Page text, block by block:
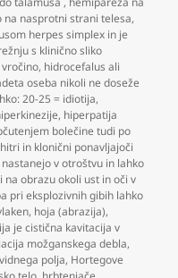
nasprotni strani telesa,
herpes simplex in je
s klinično sliko
, hidrocefalus ali
oseba nikoli ne doseže
20-25 = idiotija,
, hiperpatija
bolečine tudi po
hitri in klonični ponavljajoči
v otroštvu in lahko
obrazu okoli ust in oči v
pri eksplozivnih gibih lahko
, hoja (abrazija),
je cistična kavitacija v
možganskega debla,
polja, Hortegove